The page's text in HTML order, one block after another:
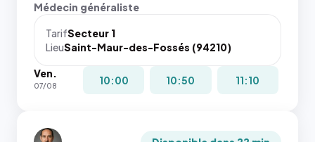
Médecin généraliste
TarifSecteur 1
LieuSaint-Maur-des-Fossés (94210)
Ven.
07/08 10:00 10:50 11:10